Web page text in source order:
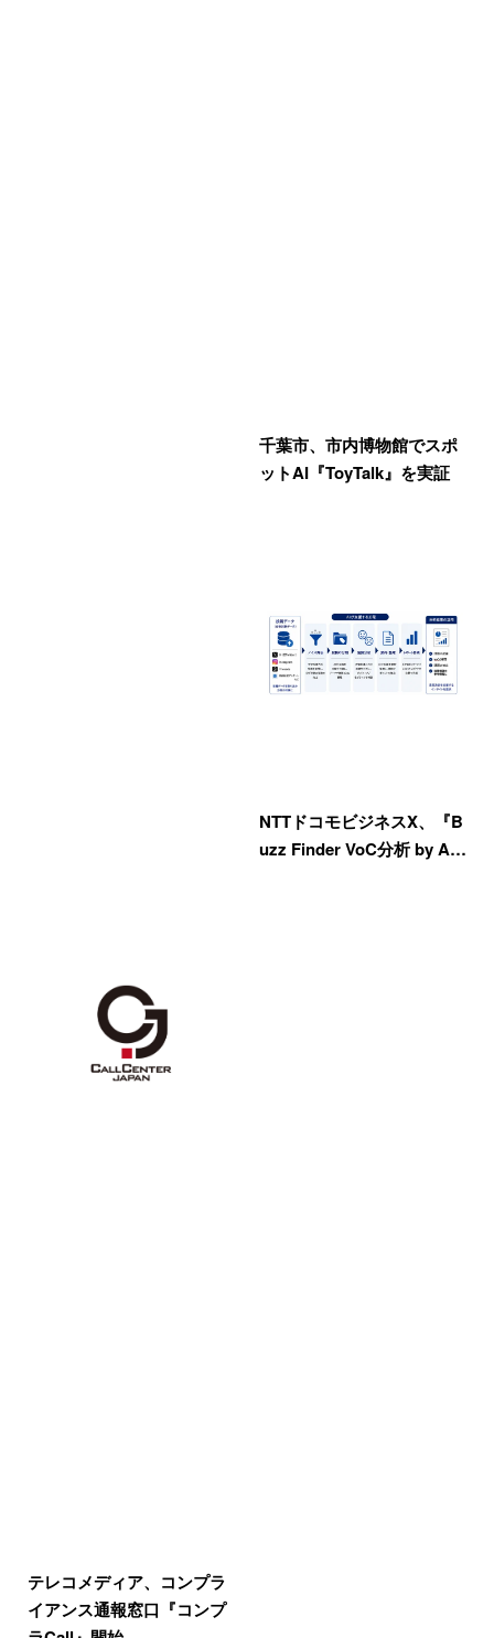
千葉市、市内博物館でスポ
ットAI『ToyTalk』を実証
テレコメディア、コンプラ
イアンス通報窓口『コンプ
NTTドコモビジネスX、『B
uzz Finder VoC分析 by A…